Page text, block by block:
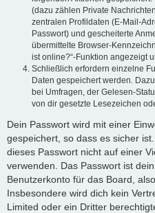
(dazu zählen Private
zentralen Profildaten (E-Mail-
Passwort) und gescheiterte
übermittelte Browser-
ist online?“-Funktion angezeigt
Schließlich erfordern einzelne
Daten gespeichert werden.
bei Umfragen, der Gelesen-
von dir gesetzte Lesezeichen
Dein Passwort wird mit einer
gespeichert, so dass es sicher
dieses Passwort nicht auf einer
verwenden. Das Passwort ist
Benutzerkonto für das Board,
Insbesondere wird dich kein
Limited oder ein Dritter